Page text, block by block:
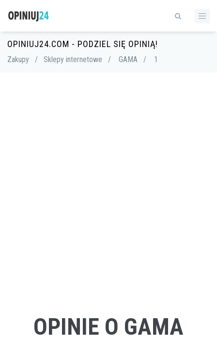
OPINIUJ24.COM - PODZIEL SIĘ OPINIĄ!
Zakupy / Sklepy internetowe / GAMA / 1
OPINIE O GAMA